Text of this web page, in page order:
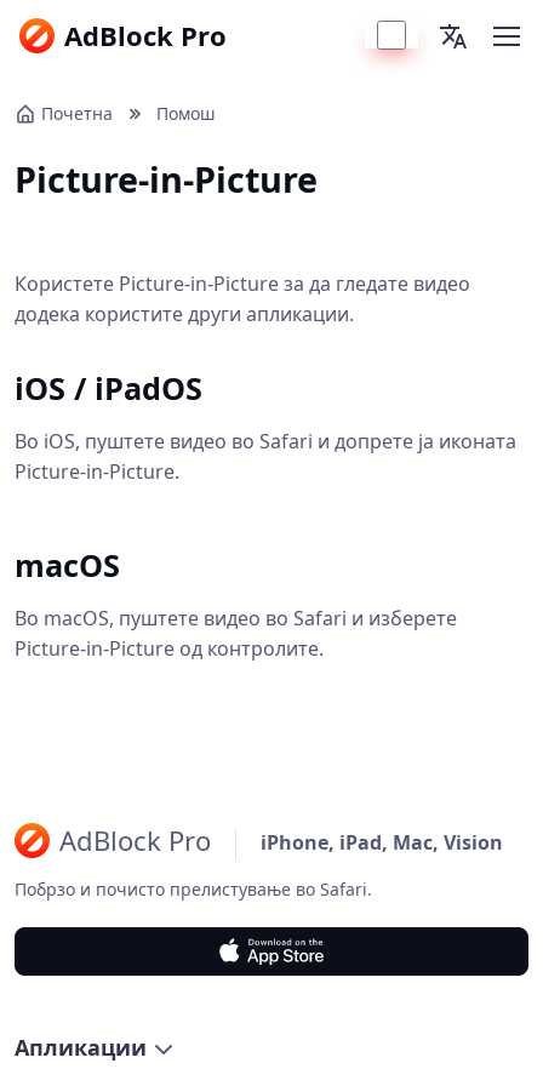
AdBlock Pro
Почетна Помош
Picture-in-Picture
Користете Picture-in-Picture за да гледате видео
додека користите други апликации.
iOS / iPadOS
Во iOS, пуштете видео во Safari и допрете ја иконата
Picture-in-Picture.
macOS
Во macOS, пуштете видео во Safari и изберете
Picture-in-Picture од контролите.
AdBlock Pro iPhone, iPad, Mac, Vision
Побрзо и почисто прелистување во Safari.
Апликации